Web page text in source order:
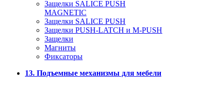
Защелки SALICE PUSH
MAGNETIC
Защелки SALICE PUSH
Защелки PUSH-LATCH и M-PUSH
Защелки
Магниты
Фиксаторы
13. Подъемные механизмы для мебели